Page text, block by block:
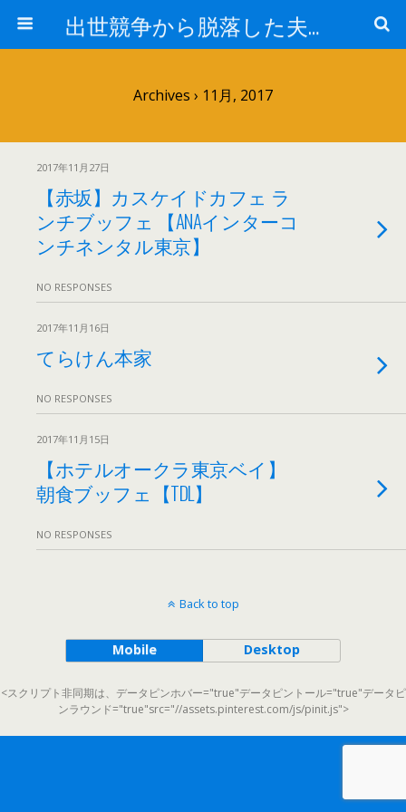
出世競争から脱落した夫と妻の日常
Archives › 11月, 2017
2017年11月27日
【赤坂】カスケイドカフェ ラ
ンチブッフェ 【ANAインターコ
ンチネンタル東京】
NO RESPONSES
2017年11月16日
てらけん本家
NO RESPONSES
2017年11月15日
【ホテルオークラ東京ベイ】
朝食ブッフェ【TDL】
NO RESPONSES
Back to top
Mobile Desktop
<スクリプト非同期は、データピンホバー="true"データピントール="true"データピ
ンラウンド="true"src="//assets.pinterest.com/js/pinit.js">